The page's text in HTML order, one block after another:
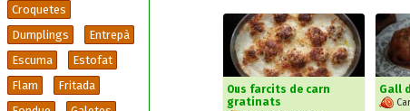
Croquetes
Dumplings
Entrepà
Escuma
Estofat
Flam
Fritada
Ous farcits de carn
gratinats
Gall